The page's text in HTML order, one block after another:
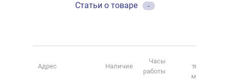
Статьи о товаре -
Адрес Наличие
Часы
работы
телефона
магазина